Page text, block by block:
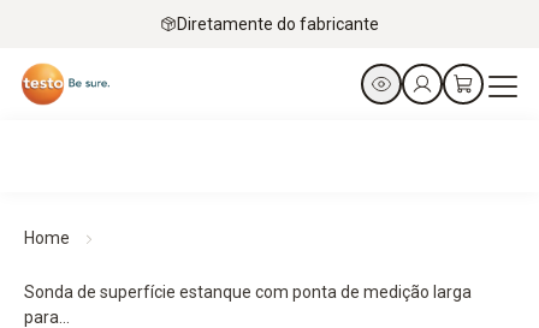
Diretamente do fabricante
Home
Sonda de superfície estanque com ponta de medição larga
para...